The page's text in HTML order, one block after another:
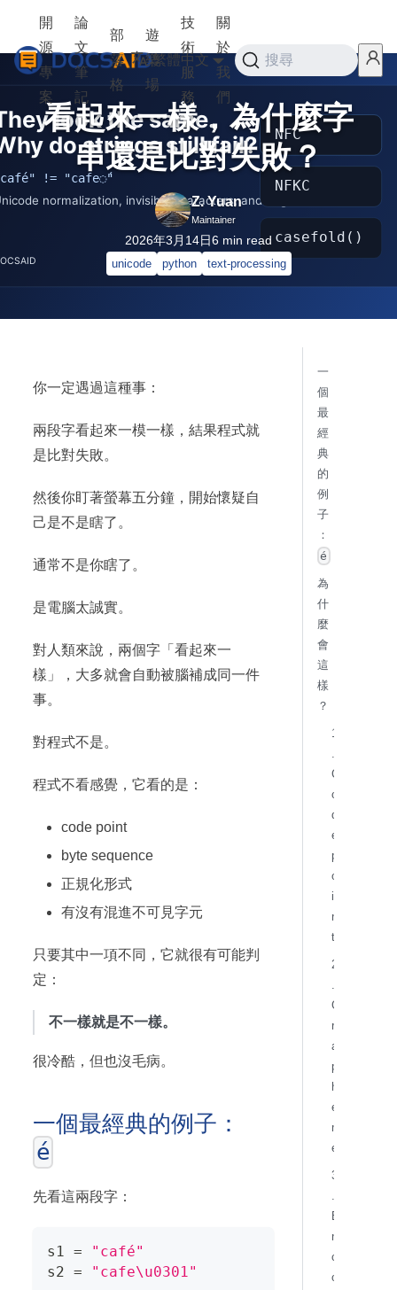
開
源
專
案
論
文
筆
記
部
落
格
遊
樂
場
技
術
服
務
關
於
我
們
繁體中文 搜尋
看起來一樣，為什麼字
串還是比對失敗？
Z. Yuan
Maintainer
2026年3月14日6 min read
unicode python text-processing
你一定遇過這種事：
兩段字看起來一模一樣，結果程式就
是比對失敗。
然後你盯著螢幕五分鐘，開始懷疑自
己是不是瞎了。
通常不是你瞎了。
是電腦太誠實。
對人類來說，兩個字「看起來一
樣」，大多就會自動被腦補成同一件
事。
對程式不是。
程式不看感覺，它看的是：
code point
byte sequence
正規化形式
有沒有混進不可見字元
只要其中一項不同，它就很有可能判
定：
不一樣就是不一樣。
很冷酷，但也沒毛病。
一個最經典的例子：
é
先看這兩段字：
s1 =
"café"
s2 = "cafe\u0301"
一
個
最
經
典
的
例
子
：
é
為
什
麼
會
這
樣
？
1
.
C
o
d
e
p
o
i
n
t
2
.
G
r
a
p
h
e
m
e
3
.
E
n
c
o